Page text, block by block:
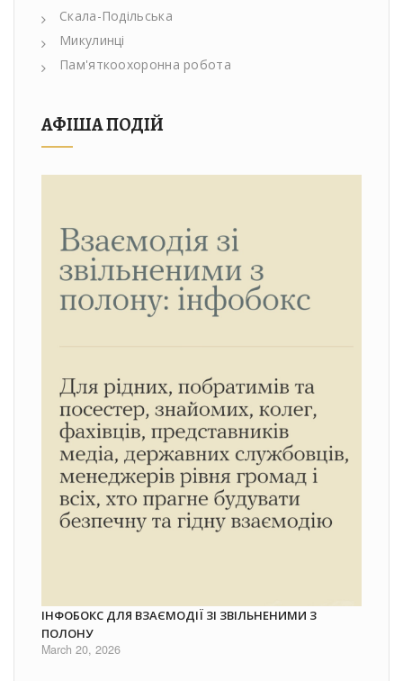
Скала-Подільська
Микулинці
Пам'яткоохоронна робота
АФІША ПОДІЙ
ІНФОБОКС ДЛЯ ВЗАЄМОДІЇ ЗІ ЗВІЛЬНЕНИМИ З
ПОЛОНУ
March 20, 2026